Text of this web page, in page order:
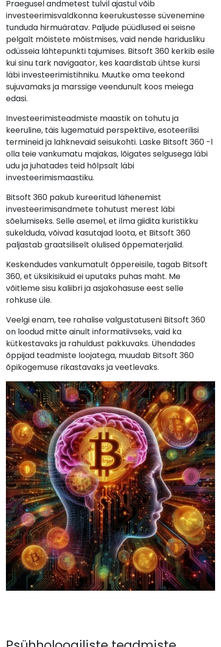
Praegusel andmetest tulvil ajastul võib
investeerimisvaldkonna keerukustesse süvenemine
tunduda hirmuäratav. Paljude püüdlused ei seisne
pelgalt mõistete mõistmises, vaid nende haridusliku
odüsseia lähtepunkti tajumises. Bitsoft 360 kerkib esile
kui sinu tark navigaator, kes kaardistab ühtse kursi
läbi investeerimistihniku. Muutke oma teekond
sujuvamaks ja marssige veendunult koos meiega
edasi.
Investeerimisteadmiste maastik on tohutu ja
keeruline, täis lugematuid perspektiive, esoteerilisi
termineid ja lahknevaid seisukohti. Laske Bitsoft 360 -l
olla teie vankumatu majakas, lõigates selgusega läbi
udu ja juhatades teid hõlpsalt läbi
investeerimismaastiku.
Bitsoft 360 pakub kureeritud lähenemist
investeerimisandmete tohutust merest läbi
sõelumiseks. Selle asemel, et ilma giidita kuristikku
sukelduda, võivad kasutajad loota, et Bitsoft 360
paljastab graatsiliselt olulised õppematerjalid.
Keskendudes vankumatult õppereisile, tagab Bitsoft
360, et üksikisikuid ei uputaks puhas maht. Me
võitleme sisu kaliibri ja asjakohasuse eest selle
rohkuse üle.
Veelgi enam, tee rahalise valgustatuseni Bitsoft 360
on loodud mitte ainult informatiivseks, vaid ka
kütkestavaks ja rahuldust pakkuvaks. Ühendades
õppijad teadmiste loojatega, muudab Bitsoft 360
õpikogemuse rikastavaks ja veetlevaks.